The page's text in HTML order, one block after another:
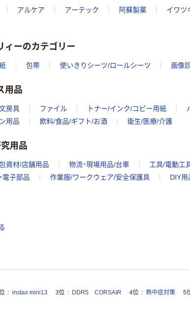
アルケア アーテック 阿蘇製薬 イワツ
ィーのカテゴリー
包帯 使いきりシーツ/ロールシーツ 画像
用品
房具 ファイル トナー/インク/コピー用紙
用品
飲料/食品/ギフト/お酒 衛生/医療/介護
用品
資材/店舗用品 物流・現場用品/台車 工具/電動工
電子部品
作業服/ワークウェア/安全保護具 DIY
スクル 現場のチ
プ
中判 再生紙
instax mini13 3位 DDR5 CORSAIR 4位 熱中症対策 5